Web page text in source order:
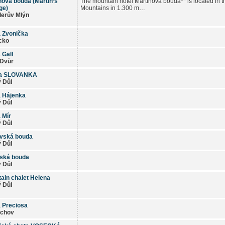
Mlýn
Mountains in 1.300 m…
Zvonička
SLOVANKA
Důl
Hájenka
Důl
Mír
Důl
bouda
Důl
bouda
Důl
chalet Helena
Důl
Preciosa